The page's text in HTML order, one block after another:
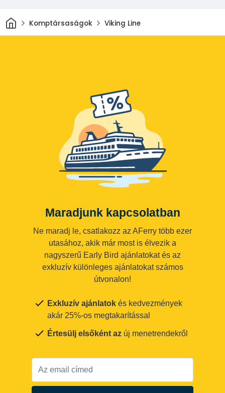
Otthon
Komptársaságok Viking Line
Maradjunk kapcsolatban
Ne maradj le, csatlakozz az AFerry több ezer
utasához, akik már most is élvezik a
nagyszerű Early Bird ajánlatokat és az
exkluzív különleges ajánlatokat számos
útvonalon!
Exkluzív ajánlatok és kedvezmények
akár 25%-os megtakarítással
Értesülj elsőként az új menetrendekről